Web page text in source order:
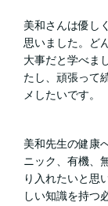
美和さんは優し
思いました。ど
大事だと学べま
たし、頑張って
メしたいです。
美和先生の健康
ニック、有機、
り入れたいと思
しい知識を持つ